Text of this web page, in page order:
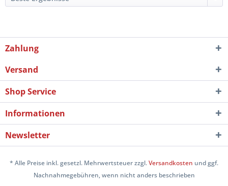
Zahlung
Versand
Shop Service
Informationen
Newsletter
* Alle Preise inkl. gesetzl. Mehrwertsteuer zzgl.Versandkosten und ggf.
Nachnahmegebühren, wenn nicht anders beschrieben